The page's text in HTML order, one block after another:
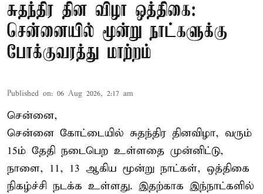
சுதந்திர தின விழா ஒத்திகை:
சென்னையில் மூன்று நாட்களுக்கு
போக்குவரத்து மாற்றம்
Published on: 06 Aug 2026, 2:17 am
சென்னை,
சென்னை கோட்டையில் சுதந்திர தினவிழா, வரும்
15ம் தேதி நடைபெற உள்ளதை முன்னிட்டு,
நாளை, 11, 13 ஆகிய மூன்று நாட்கள், ஒத்திகை
நிகழ்ச்சி நடக்க உள்ளது. இதற்காக இந்நாட்களில்